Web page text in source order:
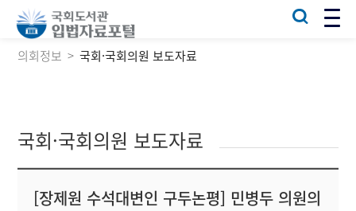
의회정보 국회·국회의원 보도자료
국회·국회의원 보도자료
[장제원 수석대변인 구두논평] 민병두 의원의